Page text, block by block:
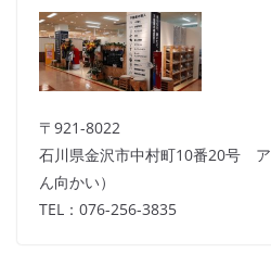
〒921-8022
石川県金沢市中村町10番20号
ん向かい）
TEL：076-256-3835